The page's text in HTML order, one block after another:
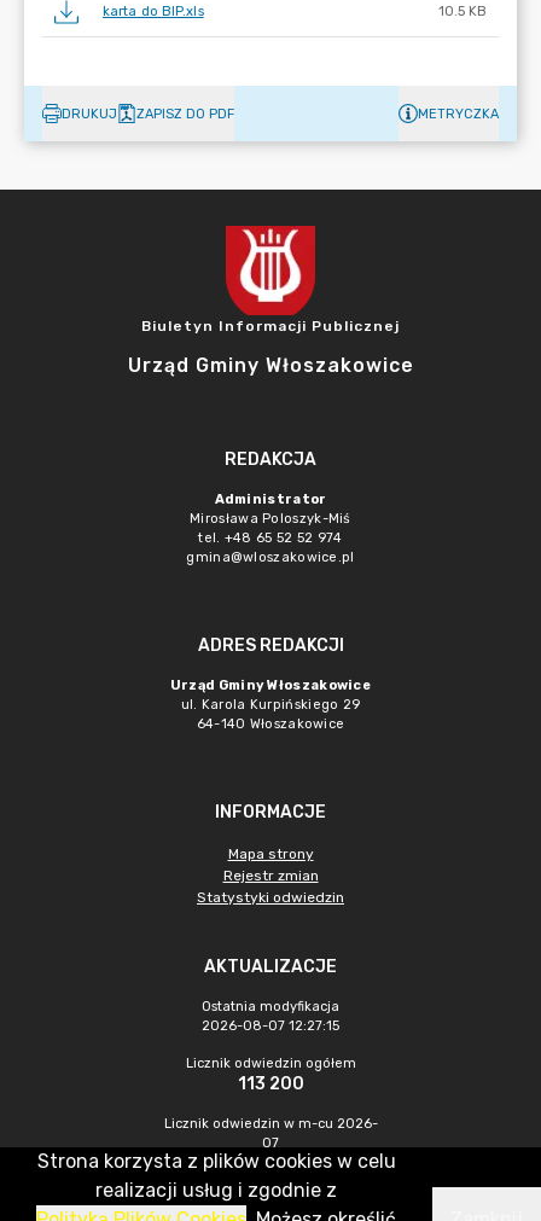
karta do BIP.xls 10.5 KB
DRUKUJ ZAPISZ DO PDF METRYCZKA
Biuletyn Informacji Publicznej
Urząd Gminy Włoszakowice
REDAKCJA
Administrator
Mirosława Poloszyk-Miś
tel. +48 65 52 52 974
gmina@wloszakowice.pl
ADRES REDAKCJI
Urząd Gminy Włoszakowice
ul. Karola Kurpińskiego 29
64-140 Włoszakowice
INFORMACJE
Mapa strony
Rejestr zmian
Statystyki odwiedzin
AKTUALIZACJE
Ostatnia modyfikacja
2026-08-07 12:27:15
Licznik odwiedzin ogółem
113 200
Licznik odwiedzin w m-cu 2026-
07
530
CMS & Hosting: Nefeni Sp. z o.o.
Strona korzysta z plików cookies w celu
realizacji usług i zgodnie z